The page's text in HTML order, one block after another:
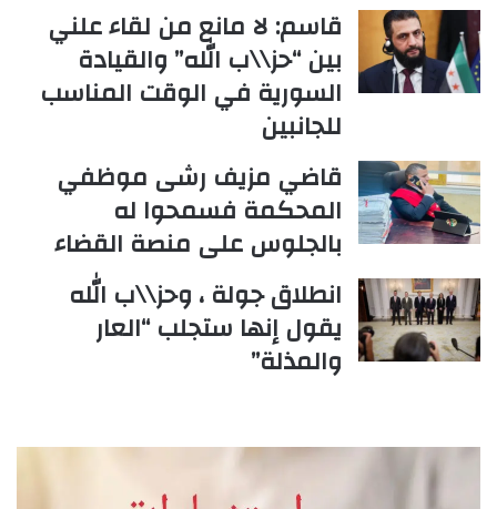
قاسم: لا مانع من لقاء علني
بين “حز\\ب الله” والقيادة
السورية في الوقت المناسب
للجانبين
قاضي مزيف رشى موظفي
المحكمة فسمحوا له
بالجلوس على منصة القضاء
انطلاق جولة ، وحز\\ب الله
يقول إنها ستجلب “العار
والمذلة”